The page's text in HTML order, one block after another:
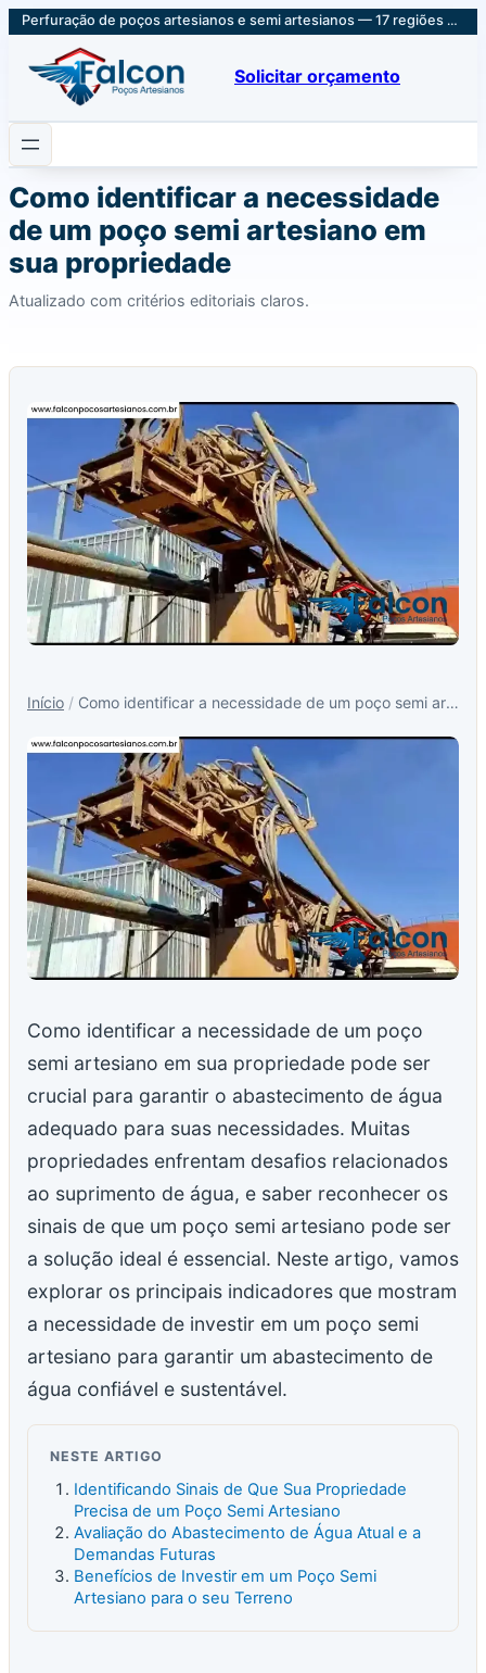
Perfuração de poços artesianos e semi artesianos — 17 regiões em SP e Sul de MG
Solicitar orçamento
Como identificar a necessidade
de um poço semi artesiano em
sua propriedade
Atualizado com critérios editoriais claros.
Início / Como identificar a necessidade de um poço semi artesiano em sua propriedade
Como identificar a necessidade de um poço
semi artesiano em sua propriedade pode ser
crucial para garantir o abastecimento de água
adequado para suas necessidades. Muitas
propriedades enfrentam desafios relacionados
ao suprimento de água, e saber reconhecer os
sinais de que um poço semi artesiano pode ser
a solução ideal é essencial. Neste artigo, vamos
explorar os principais indicadores que mostram
a necessidade de investir em um poço semi
artesiano para garantir um abastecimento de
água confiável e sustentável.
NESTE ARTIGO
Identificando Sinais de Que Sua Propriedade
Precisa de um Poço Semi Artesiano
Avaliação do Abastecimento de Água Atual e a
Demandas Futuras
Benefícios de Investir em um Poço Semi
Artesiano para o seu Terreno